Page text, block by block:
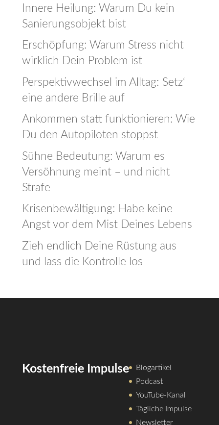
Innere Heilung: Warum Du kein
Sanierungsobjekt bist
Erschöpfung: Warum Stress nicht
wirklich Dein Problem ist
Perspektivwechsel im Alltag: Setz‘
eine andere Brille auf
Ankommen statt funktionieren: Wie
Du den Autopiloten stoppst
Sühne Bedeutung: Warum es
Versöhnung meint – und nicht
Strafe
Krisenbewältigung: Habe keine
Angst vor dem Mist Deines Lebens
Zieh endlich Deine Rüstung aus
und lass die Kontrolle los
Kostenfreie Impulse
Blogartikel
Podcast
YouTube-Kanal
Tägliche Impulse
Newsletter